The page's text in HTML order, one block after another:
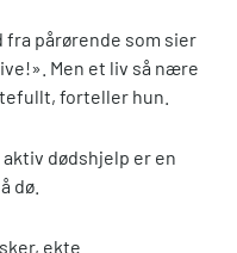
fra pårørende som sier
Men et liv så nære
forteller hun.
dødshjelp er en
dø.
ekte